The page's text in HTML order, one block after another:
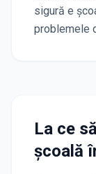
sigură e
problemele
La ce
școală